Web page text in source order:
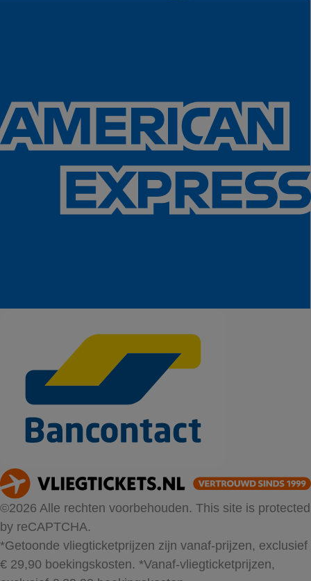
©2026 Alle rechten voorbehouden. This site is protected
by reCAPTCHA.
*Getoonde vliegticketprijzen zijn vanaf-prijzen, exclusief
€ 29,90 boekingskosten. *Vanaf-vliegticketprijzen,